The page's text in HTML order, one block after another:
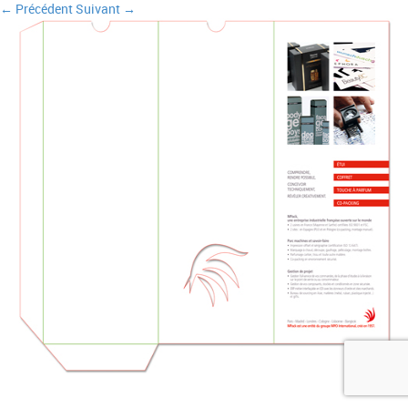
← PrécédentSuivant →